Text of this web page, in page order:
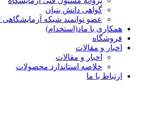
گواهی دانش بنیان
عضو توانمند شبکه آزمایشگاهی Labsnet
همکاری با ماد(استخدام)
فروشگاه
اخبار و مقالات
اخبار و مقالات
خلاصه استاندارد محصولات
ارتباط با ما